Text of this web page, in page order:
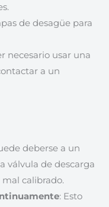
de desagüe para
necesario usar una
a un
deberse a un
válvula de descarga
calibrado.
: Esto